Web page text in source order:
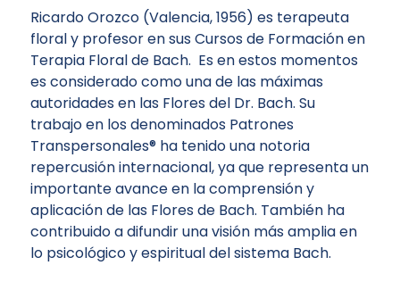
Ricardo Orozco (Valencia, 1956) es terapeuta
floral y profesor en sus Cursos de Formación en
Terapia Floral de Bach. Es en estos momentos
es considerado como una de las máximas
autoridades en las Flores del Dr. Bach. Su
trabajo en los denominados Patrones
Transpersonales® ha tenido una notoria
repercusión internacional, ya que representa un
importante avance en la comprensión y
aplicación de las Flores de Bach. También ha
contribuido a difundir una visión más amplia en
lo psicológico y espiritual del sistema Bach.